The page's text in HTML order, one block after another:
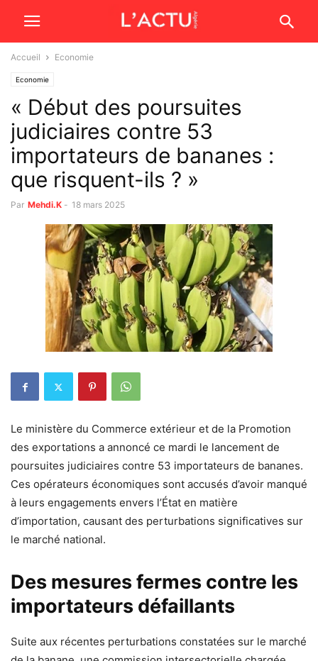
Accueil Economie
Economie
« Début des poursuites
judiciaires contre 53
importateurs de bananes :
que risquent-ils ? »
Par Mehdi.K - 18 mars 2025
Le ministère du Commerce extérieur et de la Promotion
des exportations a annoncé ce mardi le lancement de
poursuites judiciaires contre 53 importateurs de bananes.
Ces opérateurs économiques sont accusés d’avoir manqué
à leurs engagements envers l’État en matière
d’importation, causant des perturbations significatives sur
le marché national.
Des mesures fermes contre les
importateurs défaillants
Suite aux récentes perturbations constatées sur le marché